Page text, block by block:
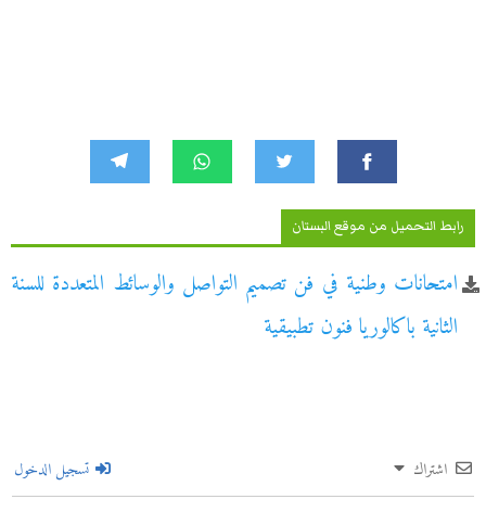
رابط التحميل من موقع البستان
امتحانات وطنية في فن تصميم التواصل والوسائط المتعددة للسنة
الثانية باكالوريا فنون تطبيقية
اشتراك تسجيل الدخول